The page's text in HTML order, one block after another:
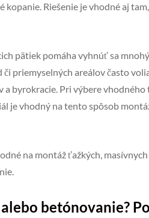
kopanie. Riešenie je vhodné aj
pätiek pomáha vyhnúť sa
či priemyselných areálov často
a byrokracie. Pri výbere
je vhodný na tento spôsob
na montáž ťažkých,
betónovanie?